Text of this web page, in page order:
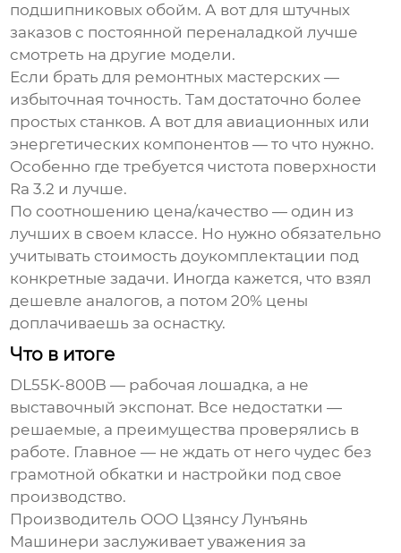
подшипниковых обойм. А вот для штучных
заказов с постоянной переналадкой лучше
смотреть на другие модели.
Если брать для ремонтных мастерских —
избыточная точность. Там достаточно более
простых станков. А вот для авиационных или
энергетических компонентов — то что нужно.
Особенно где требуется чистота поверхности
Ra 3.2 и лучше.
По соотношению цена/качество — один из
лучших в своем классе. Но нужно обязательно
учитывать стоимость доукомплектации под
конкретные задачи. Иногда кажется, что взял
дешевле аналогов, а потом 20% цены
доплачиваешь за оснастку.
Что в итоге
DL55K-800B — рабочая лошадка, а не
выставочный экспонат. Все недостатки —
решаемые, а преимущества проверялись в
работе. Главное — не ждать от него чудес без
грамотной обкатки и настройки под свое
производство.
Производитель ООО Цзянсу Лунъянь
Машинери заслуживает уважения за